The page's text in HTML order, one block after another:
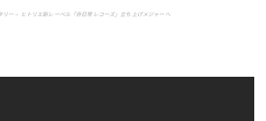
リー – ヒトリエ新レーベル「非日常レコーズ」立ち上げメジャーへ